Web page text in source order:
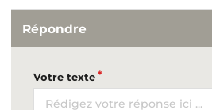
Répondre
Votre texte